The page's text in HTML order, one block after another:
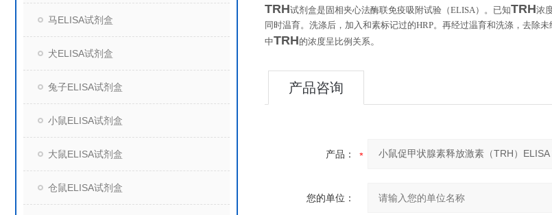
马ELISA试剂盒
犬ELISA试剂盒
兔子ELISA试剂盒
小鼠ELISA试剂盒
大鼠ELISA试剂盒
仓鼠ELISA试剂盒
TRH试剂盒是固相夹心法酶联免疫吸附试验（ELISA）。已知TRH浓
同时温育。洗涤后，加入和素标记过的HRP。再经过温育和洗涤，去除
中TRH的浓度呈比例关系。
产品咨询
产品：
您的单位：